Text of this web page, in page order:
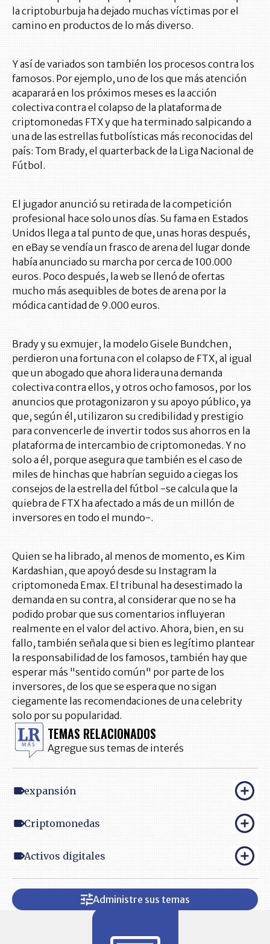
la criptoburbuja ha dejado muchas víctimas por el
camino en productos de lo más diverso.
Y así de variados son también los procesos contra los
famosos. Por ejemplo, uno de los que más atención
acaparará en los próximos meses es la acción
colectiva contra el colapso de la plataforma de
criptomonedas FTX y que ha terminado salpicando a
una de las estrellas futbolísticas más reconocidas del
país: Tom Brady, el quarterback de la Liga Nacional de
Fútbol.
El jugador anunció su retirada de la competición
profesional hace solo unos días. Su fama en Estados
Unidos llega a tal punto de que, unas horas después,
en eBay se vendía un frasco de arena del lugar donde
había anunciado su marcha por cerca de 100.000
euros. Poco después, la web se llenó de ofertas
mucho más asequibles de botes de arena por la
módica cantidad de 9.000 euros.
Brady y su exmujer, la modelo Gisele Bundchen,
perdieron una fortuna con el colapso de FTX, al igual
que un abogado que ahora lidera una demanda
colectiva contra ellos, y otros ocho famosos, por los
anuncios que protagonizaron y su apoyo público, ya
que, según él, utilizaron su credibilidad y prestigio
para convencerle de invertir todos sus ahorros en la
plataforma de intercambio de criptomonedas. Y no
solo a él, porque asegura que también es el caso de
miles de hinchas que habrían seguido a ciegas los
consejos de la estrella del fútbol -se calcula que la
quiebra de FTX ha afectado a más de un millón de
inversores en todo el mundo-.
Quien se ha librado, al menos de momento, es Kim
Kardashian, que apoyó desde su Instagram la
criptomoneda Emax. El tribunal ha desestimado la
demanda en su contra, al considerar que no se ha
podido probar que sus comentarios influyeran
realmente en el valor del activo. Ahora, bien, en su
fallo, también señala que si bien es legítimo plantear
la responsabilidad de los famosos, también hay que
esperar más "sentido común" por parte de los
inversores, de los que se espera que no sigan
ciegamente las recomendaciones de una celebrity
solo por su popularidad.
TEMAS RELACIONADOS
Agregue sus temas de interés
expansión
Criptomonedas
Activos digitales
Administre sus temas